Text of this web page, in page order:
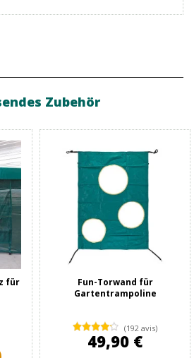
Zubehör
für
Fun-Torwand für
Gartentrampoline
(192 avis)
49,90 €